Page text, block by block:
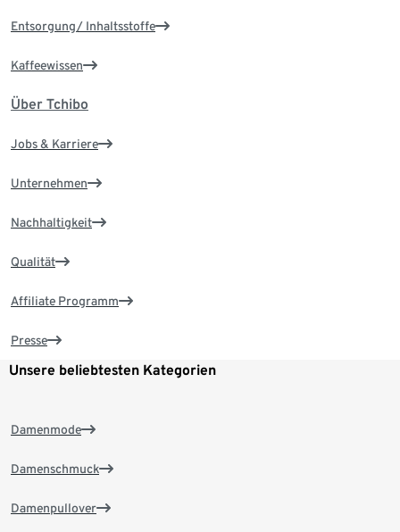
Entsorgung/ Inhaltsstoffe
Kaffeewissen
Über Tchibo
Jobs & Karriere
Unternehmen
Nachhaltigkeit
Qualität
Affiliate Programm
Presse
Unsere beliebtesten Kategorien
Damenmode
Damenschmuck
Damenpullover